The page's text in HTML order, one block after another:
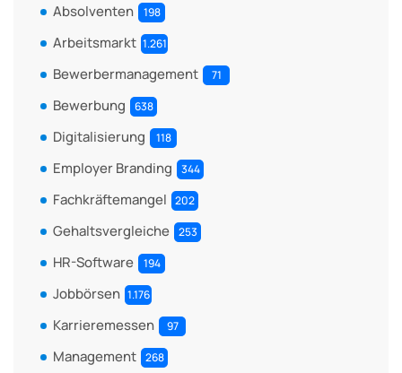
Absolventen 198
Arbeitsmarkt 1.261
Bewerbermanagement 71
Bewerbung 638
Digitalisierung 118
Employer Branding 344
Fachkräftemangel 202
Gehaltsvergleiche 253
HR-Software 194
Jobbörsen 1.176
Karrieremessen 97
Management 268